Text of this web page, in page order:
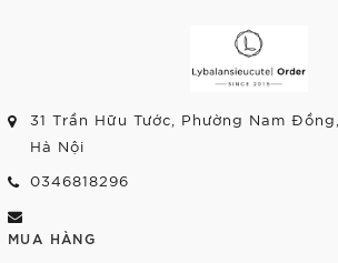
31 Trần Hữu Tước, Phường Nam
Hà Nội
0346818296
MUA HÀNG